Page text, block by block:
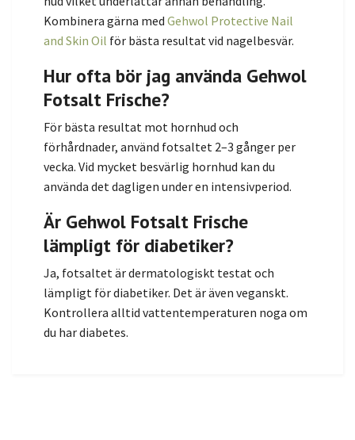
Kombinera gärna med Gehwol Protective Nail
and Skin Oil för bästa resultat vid nagelbesvär.
Hur ofta bör jag använda Gehwol
Fotsalt Frische?
För bästa resultat mot hornhud och
förhårdnader, använd fotsaltet 2–3 gånger per
vecka. Vid mycket besvärlig hornhud kan du
använda det dagligen under en intensivperiod.
Är Gehwol Fotsalt Frische
lämpligt för diabetiker?
Ja, fotsaltet är dermatologiskt testat och
lämpligt för diabetiker. Det är även veganskt.
Kontrollera alltid vattentemperaturen noga om
du har diabetes.